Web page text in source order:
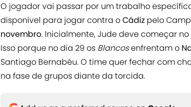
O jogador vai passar por um trabalho
disponível para jogar contra oCádiz pelo
novembro. Inicialmente, Jude deve começar
Isso porque no dia 29 os Blancosenfrentam o
Santiago Bernabéu. O time quer fechar com
na fase de grupos diante da torcida.